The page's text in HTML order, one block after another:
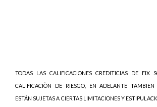
TODAS LAS CALIFICACIONES CREDITICIAS DE FIX
CALIFICACIÒN DE RIESGO, EN ADELANTE TAMBIEN
ESTÁN SUJETAS A CIERTAS LIMITACIONES Y